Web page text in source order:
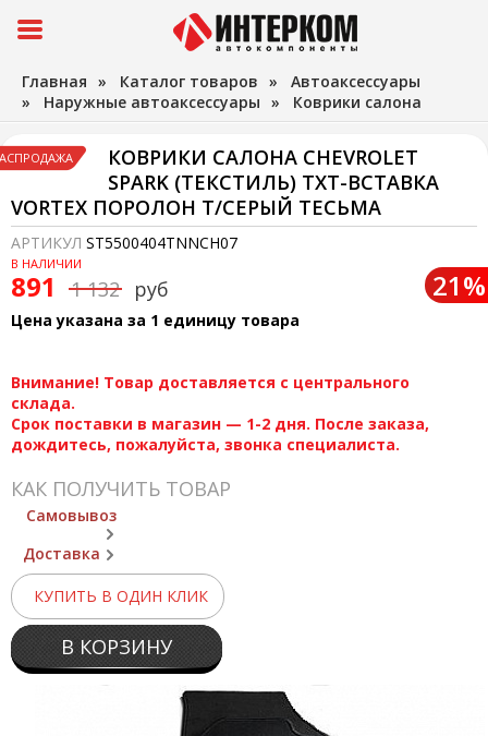
Главная » Каталог товаров » Автоаксессуары
» Наружные автоаксессуары » Коврики салона
КОВРИКИ САЛОНА CHEVROLET
SPARK (ТЕКСТИЛЬ) TXT-ВСТАВКА
VORTEX ПОРОЛОН Т/СЕРЫЙ ТЕСЬМА
АРТИКУЛ ST5500404TNNCH07
В НАЛИЧИИ
891 1 132 руб 21%
Цена указана за 1 единицу товара
Внимание! Товар доставляется с центрального
склада.
Срок поставки в магазин — 1-2 дня. После заказа,
дождитесь, пожалуйста, звонка специалиста.
КАК ПОЛУЧИТЬ ТОВАР
Самовывоз
Доставка
КУПИТЬ В ОДИН КЛИК
В КОРЗИНУ